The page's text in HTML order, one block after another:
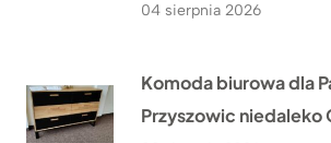
04 sierpnia 2026
Komoda biurowa dla
Przyszowic niedaleko